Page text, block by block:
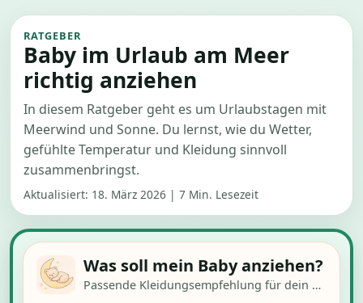
RATGEBER
Baby im Urlaub am Meer
richtig anziehen
In diesem Ratgeber geht es um Urlaubstagen mit
Meerwind und Sonne. Du lernst, wie du Wetter,
gefühlte Temperatur und Kleidung sinnvoll
zusammenbringst.
Aktualisiert: 18. März 2026 | 7 Min. Lesezeit
Was soll mein Baby anziehen?
Passende Kleidungsempfehlung für dein Baby